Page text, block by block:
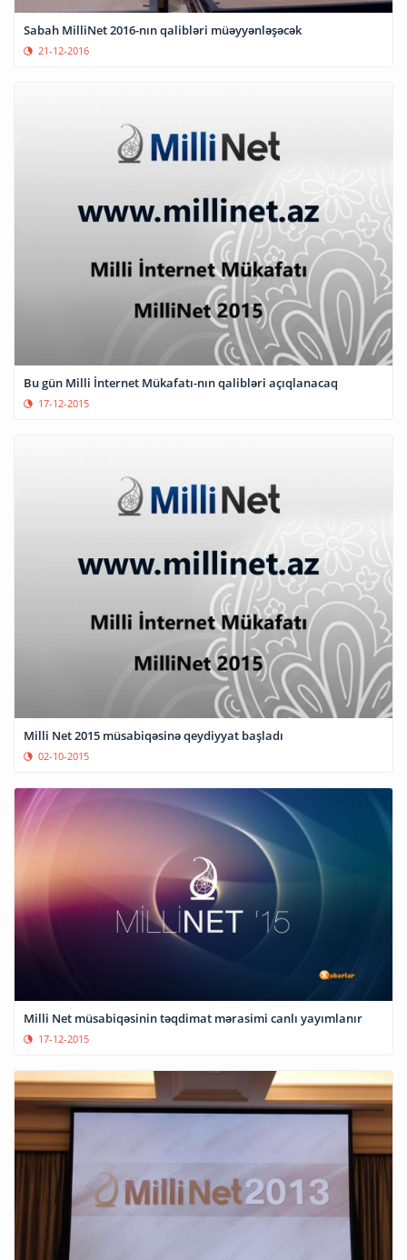
Sabah MilliNet 2016-nın qalibləri müəyyənləşəcək
21-12-2016
Bu gün Milli İnternet Mükafatı-nın qalibləri açıqlanacaq
17-12-2015
Milli Net 2015 müsabiqəsinə qeydiyyat başladı
02-10-2015
Milli Net müsabiqəsinin təqdimat mərasimi canlı yayımlanır
17-12-2015